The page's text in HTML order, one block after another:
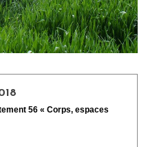
56 « Corps, espaces